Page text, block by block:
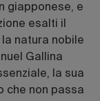
giapponese, e
esalti il
natura nobile
Gallina
la sua
che non passa